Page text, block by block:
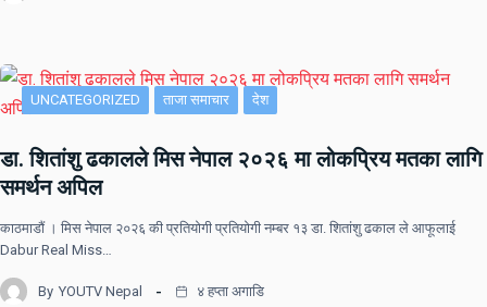
UNCATEGORIZED ताजा समाचार देश
डा. शितांशु ढकालले मिस नेपाल २०२६ मा लोकप्रिय मतका लागि
समर्थन अपिल
काठमाडौं । मिस नेपाल २०२६ की प्रतियोगी प्रतियोगी नम्बर १३ डा. शितांशु ढकाल ले आफूलाई
Dabur Real Miss…
By YOUTV Nepal ४ हप्ता अगाडि